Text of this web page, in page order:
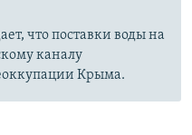
что поставки воды на
каналу
Крыма.